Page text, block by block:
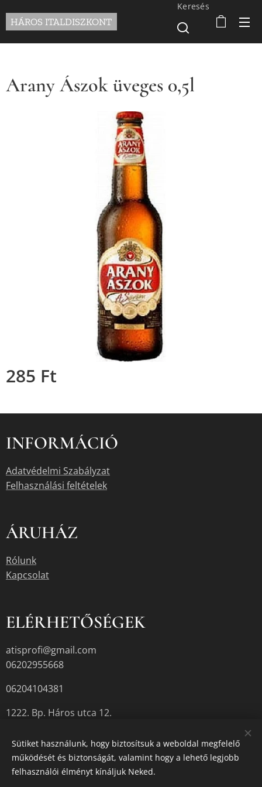
HÁROS ITALDISZKONT
Keresés
Arany Ászok üveges 0,5l
285 Ft
INFORMÁCIÓ
Adatvédelmi Szabályzat
Felhasználási feltételek
ÁRUHÁZ
Rólunk
Kapcsolat
ELÉRHETŐSÉGEK
atisprofi@gmail.com
06202955668
06204104381
1222. Bp. Háros utca 12.
A termékek aktuális készletéről érdeklődjön az üzletben, vagy a
megadott elérhetőségek egyikén.
Sütiket használunk, hogy biztosítsuk a weboldal megfelelő
működését és biztonságát, valamint hogy a lehető legjobb
felhasználói élményt kínáljuk Neked.